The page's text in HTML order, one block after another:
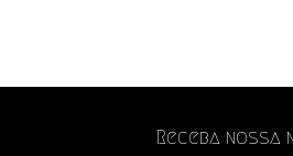
Receba